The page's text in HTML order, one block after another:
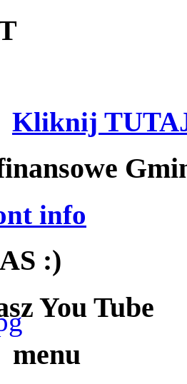
Kliknij
info
:)
You Tube
menu